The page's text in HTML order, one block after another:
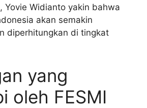
Yovie Widianto yakin bahwa
akan semakin
diperhitungkan di tingkat
yang
oleh FESMI